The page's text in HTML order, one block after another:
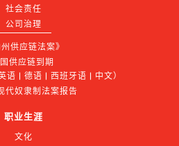
社会责任
公司治理
州供应链法案》
供应链到期
语 | 德语 | 西班牙语 | 中文）
代奴隶制法案报告
职业生涯
文化